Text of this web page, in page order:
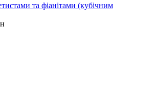
та фіанітами (кубічним